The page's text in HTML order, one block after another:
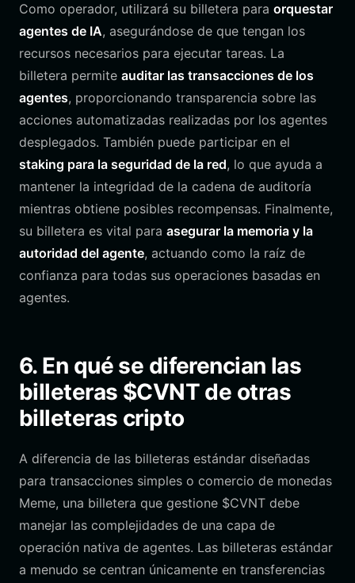
Como operador, utilizará su billetera para orquestar
agentes de IA, asegurándose de que tengan los
recursos necesarios para ejecutar tareas. La
billetera permite auditar las transacciones de los
agentes, proporcionando transparencia sobre las
acciones automatizadas realizadas por los agentes
desplegados. También puede participar en el
staking para la seguridad de la red, lo que ayuda a
mantener la integridad de la cadena de auditoría
mientras obtiene posibles recompensas. Finalmente,
su billetera es vital para asegurar la memoria y la
autoridad del agente, actuando como la raíz de
confianza para todas sus operaciones basadas en
agentes.
6. En qué se diferencian las
billeteras $CVNT de otras
billeteras cripto
A diferencia de las billeteras estándar diseñadas
para transacciones simples o comercio de monedas
Meme, una billetera que gestione $CVNT debe
manejar las complejidades de una capa de
operación nativa de agentes. Las billeteras estándar
a menudo se centran únicamente en transferencias